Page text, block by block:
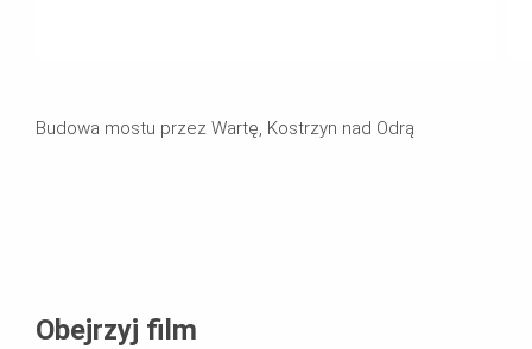
Budowa mostu przez Wartę, Kostrzyn nad Odrą
Obejrzyj film